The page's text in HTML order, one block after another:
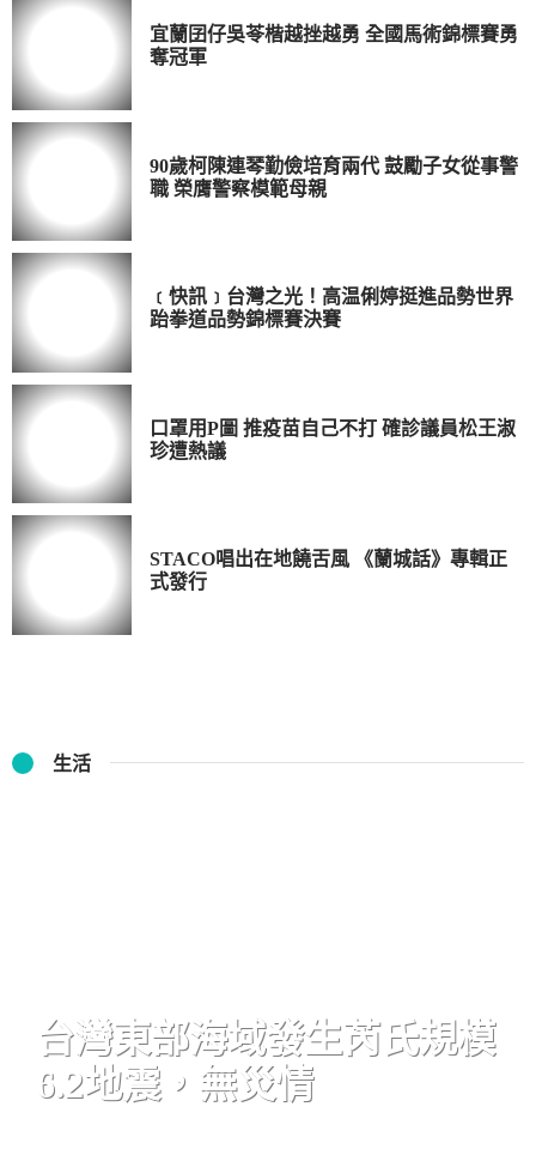
宜蘭囝仔吳苓楷越挫越勇 全國馬術錦標賽勇
奪冠軍
90歲柯陳連琴勤儉培育兩代 鼓勵子女從事警
職 榮膺警察模範母親
﹝快訊﹞台灣之光！高温俐婷挺進品勢世界
跆拳道品勢錦標賽決賽
口罩用P圖 推疫苗自己不打 確診議員松王淑
珍遭熱議
STACO唱出在地饒舌風 《蘭城話》專輯正
式發行
生活
台灣東部海域發生芮氏規模
6.2地震，無災情